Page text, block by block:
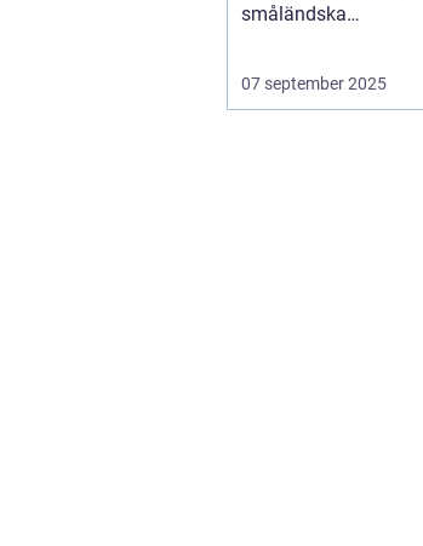
småländska
07 september 2025